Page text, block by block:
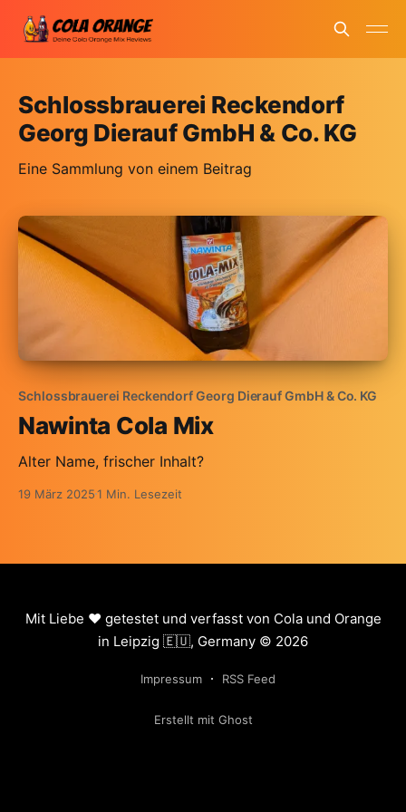
Schlossbrauerei Reckendorf
Georg Dierauf GmbH & Co. KG
Eine Sammlung von einem Beitrag
Schlossbrauerei Reckendorf Georg Dierauf GmbH & Co. KG
Nawinta Cola Mix
Alter Name, frischer Inhalt?
19 März 20251 Min. Lesezeit
Mit Liebe ❤️ getestet und verfasst von Cola und Orange
in Leipzig 🇪🇺, Germany © 2026
Impressum RSS Feed
Erstellt mit Ghost